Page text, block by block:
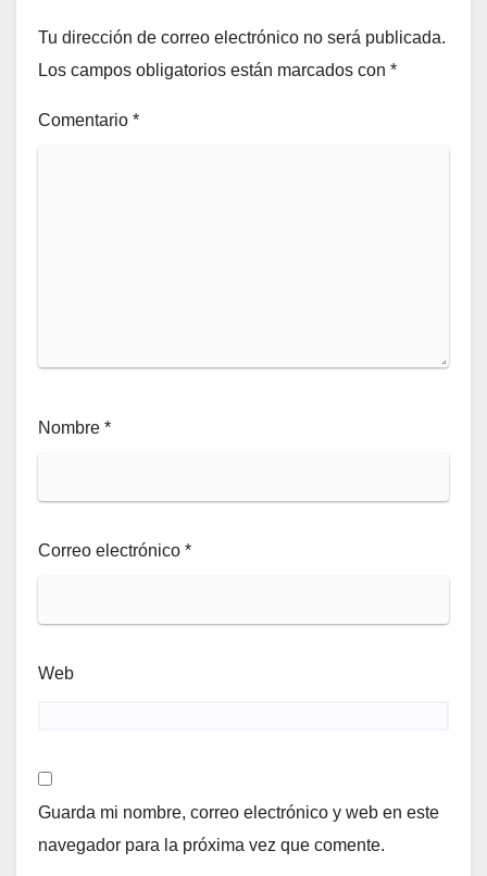
Tu dirección de correo electrónico no será publicada.
Los campos obligatorios están marcados con *
Comentario *
Nombre *
Correo electrónico *
Web
Guarda mi nombre, correo electrónico y web en este
navegador para la próxima vez que comente.